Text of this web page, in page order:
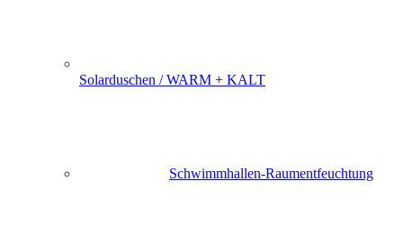
Solarduschen / WARM + KALT
Schwimmhallen-Raumentfeuchtung